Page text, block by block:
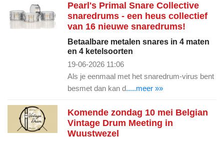
Pearl's Primal Snare Collective
snaredrums - een heus collectief
van 16 nieuwe snaredrums!
Betaalbare metalen snares in 4 maten
en 4 ketelsoorten
19-06-2026 11:06
Als je eenmaal met het snaredrum-virus bent
besmet dan kan d.....meer »»
Komende zondag 10 mei Belgian
Vintage Drum Meeting in
Wuustwezel